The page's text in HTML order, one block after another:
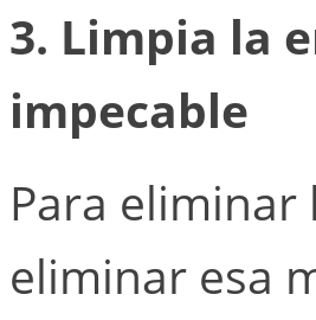
3. Limpia la
impecable
Para eliminar
eliminar esa